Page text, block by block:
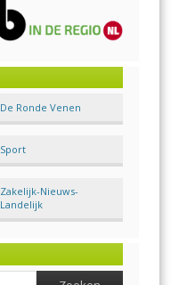
De Ronde Venen
Sport
Zakelijk-Nieuws-
Landelijk